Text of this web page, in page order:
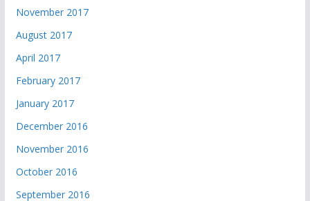
November 2017
August 2017
April 2017
February 2017
January 2017
December 2016
November 2016
October 2016
September 2016